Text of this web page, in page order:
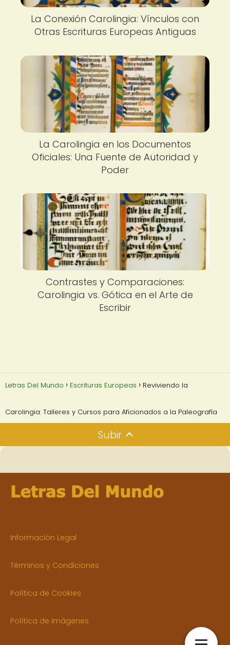
La Conexión Carolingia: Vínculos con
Otras Escrituras Europeas Antiguas
La Carolingia en los Documentos
Oficiales: Una Fuente de Autoridad y
Poder
Contrastes y Comparaciones:
Carolingia vs. Gótica en el Arte de
Escribir
Letras Del Mundo Escrituras Europeas Reviviendo la
Carolingia: Talleres y Cursos para Aficionados a la Paleografía
Subir
Información Legal
Términos y Condiciones
Política de Cookies
Política de Imágenes